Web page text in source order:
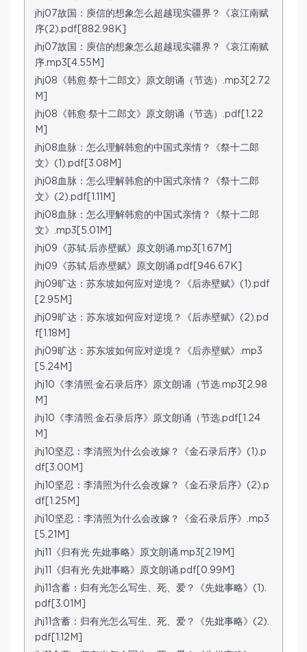
jhj07故国：庾信的想象怎么超越现实疆界？《哀江南赋
序(2).pdf[882.98K]
jhj07故国：庾信的想象怎么超越现实疆界？《哀江南赋
序.mp3[4.55M]
jhj08《韩愈·祭十二郎文》原文朗诵（节选）.mp3[2.72
M]
jhj08《韩愈·祭十二郎文》原文朗诵（节选）.pdf[1.22
M]
jhj08血脉：怎么理解韩愈的中国式亲情？《祭十二郎
文》(1).pdf[3.08M]
jhj08血脉：怎么理解韩愈的中国式亲情？《祭十二郎
文》(2).pdf[1.11M]
jhj08血脉：怎么理解韩愈的中国式亲情？《祭十二郎
文》.mp3[5.01M]
jhj09《苏轼·后赤壁赋》原文朗诵.mp3[1.67M]
jhj09《苏轼·后赤壁赋》原文朗诵.pdf[946.67K]
jhj09旷达：苏东坡如何应对逆境？《后赤壁赋》(1).pdf
[2.95M]
jhj09旷达：苏东坡如何应对逆境？《后赤壁赋》(2).pd
f[1.18M]
jhj09旷达：苏东坡如何应对逆境？《后赤壁赋》.mp3
[5.24M]
jhj10《李清照·金石录后序》原文朗诵（节选.mp3[2.98
M]
jhj10《李清照·金石录后序》原文朗诵（节选.pdf[1.24
M]
jhj10坚忍：李清照为什么会改嫁？《金石录后序》(1).p
df[3.00M]
jhj10坚忍：李清照为什么会改嫁？《金石录后序》(2).p
df[1.25M]
jhj10坚忍：李清照为什么会改嫁？《金石录后序》.mp3
[5.21M]
jhj11《归有光·先妣事略》原文朗诵.mp3[2.19M]
jhj11《归有光·先妣事略》原文朗诵.pdf[0.99M]
jhj11含蓄：归有光怎么写生、死、爱？《先妣事略》(1).
pdf[3.01M]
jhj11含蓄：归有光怎么写生、死、爱？《先妣事略》(2).
pdf[1.12M]